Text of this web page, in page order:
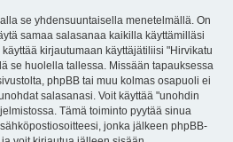
se yhdensuuntaisella menetelmällä. On
samaa salasanaa kaikilla käyttämilläsi
kirjautumaan käyttäjätiliisi "Hirvikatu
se huolella tallessa. Missään tapauksessa
phpBB tai muu kolmas osapuoli ei
salasanasi. Voit käyttää "unohdin
Tämä toiminto pyytää sinua
jonka jälkeen phpBB-